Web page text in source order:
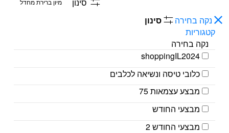
נקה בחירה
סינון
קטגוריות
נקה בחירה
shoppingIL2024
כלובי טיסה ונשיאה לכלבים
מבצע עצמאות 75
מבצעי החודש
מבצעי החודש 2